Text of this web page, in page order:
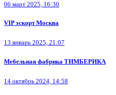
06 март 2025, 16:30
VIP эскорт Москва
13 январь 2025, 21:07
Мебельная фабрика ТИМБЕРИКА
14 октябрь 2024, 14:58